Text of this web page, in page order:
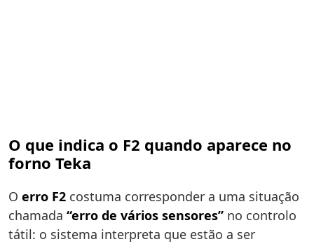
O que indica o F2 quando aparece no
forno Teka
O erro F2 costuma corresponder a uma situação
chamada “erro de vários sensores” no controlo
tátil: o sistema interpreta que estão a ser